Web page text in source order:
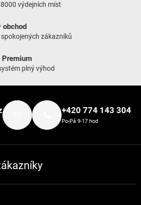
8000 výdejních míst
obchod
zákazníků
Premium
plný výhod
+420 774 143 304
Po-Pá 9-17 hod